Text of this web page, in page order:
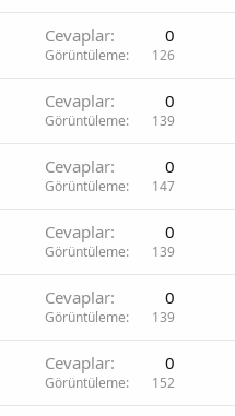
Cevaplar 0
Görüntüleme 126
Cevaplar 0
Görüntüleme 139
Cevaplar 0
Görüntüleme 147
Cevaplar 0
Görüntüleme 139
Cevaplar 0
Görüntüleme 139
Cevaplar 0
Görüntüleme 152